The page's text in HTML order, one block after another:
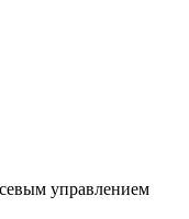
управлением